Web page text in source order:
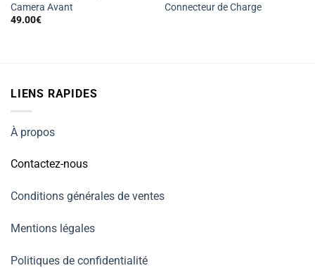
Camera Avant
49.00€
Connecteur de Charge
LIENS RAPIDES
À propos
Contactez-nous
Conditions générales de ventes
Mentions légales
Politiques de confidentialité